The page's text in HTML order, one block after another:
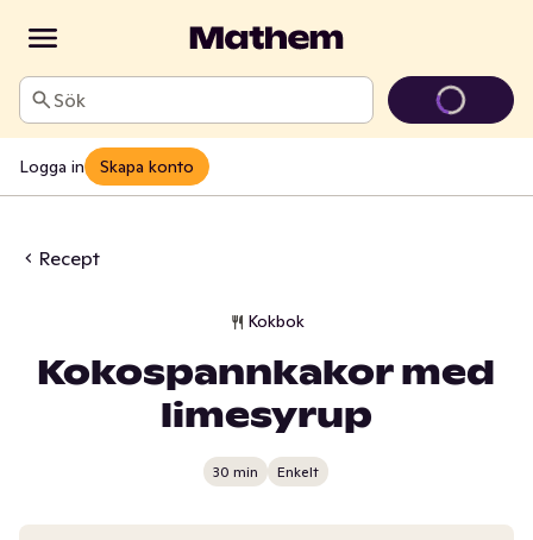
Sök
Logga in Skapa konto
Recept
Kokbok
Kokospannkakor med
limesyrup
30 min Enkelt